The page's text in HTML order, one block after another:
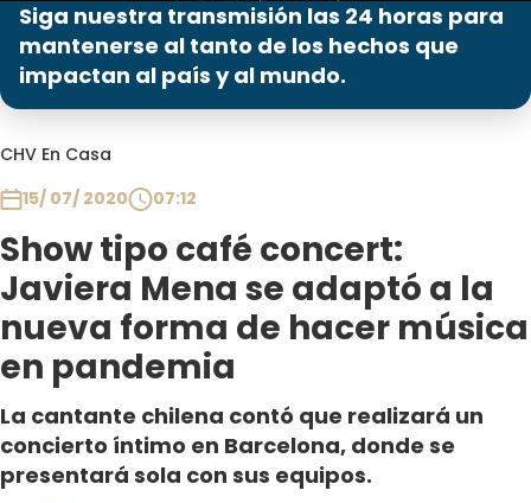
Siga nuestra transmisión las 24 horas para
mantenerse al tanto de los hechos que
impactan al país y al mundo.
CHV En Casa
15/ 07/ 2020
07:12
Show tipo café concert:
Javiera Mena se adaptó a la
nueva forma de hacer música
en pandemia
La cantante chilena contó que realizará un
concierto íntimo en Barcelona, donde se
presentará sola con sus equipos.
Programas
Contigo en Directo
Plan Perfecto
El Tiempo
Sabingo
Todos Los Programas